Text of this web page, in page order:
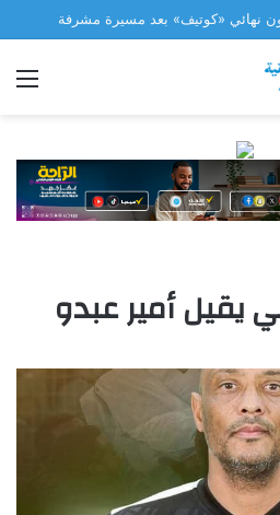
نهائي «كوتيف» بعد مسيرة مشرفة
يقيل أمير عبدو